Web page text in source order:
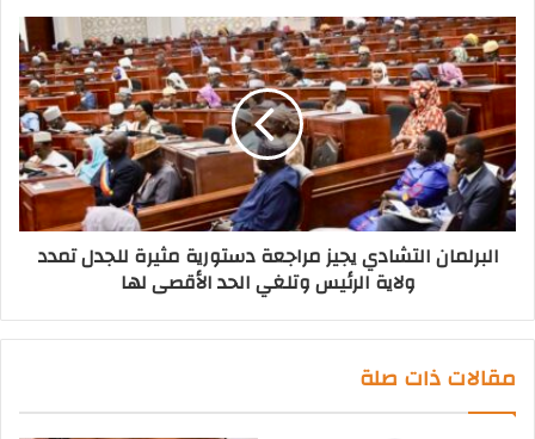
البرلمان التشادي يجيز مراجعة دستورية مثيرة للجدل تمدد
ولاية الرئيس وتلغي الحد الأقصى لها
مقالات ذات صلة